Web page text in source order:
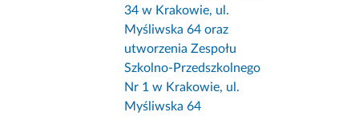
34 w Krakowie, ul.
Myśliwska 64 oraz
utworzenia Zespołu
Szkolno-Przedszkolnego
Nr 1 w Krakowie, ul.
Myśliwska 64